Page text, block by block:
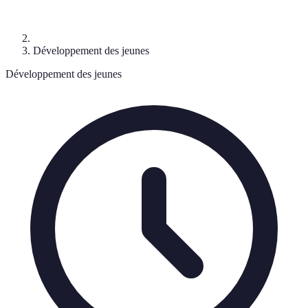
Développement des jeunes
Développement des jeunes